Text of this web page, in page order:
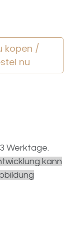
kopen /
nu
Werktage.
kann